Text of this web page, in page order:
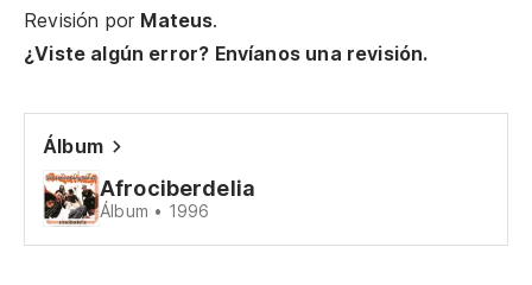
Revisión por Mateus.
¿Viste algún error? Envíanos una revisión.
Álbum
Afrociberdelia
Álbum • 1996